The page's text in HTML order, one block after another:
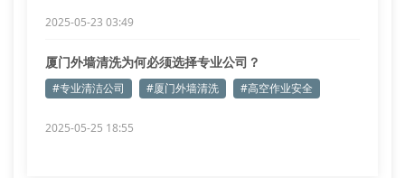
2025-05-23 03:49
厦门外墙清洗为何必须选择专业公司？
#专业清洁公司 #厦门外墙清洗 #高空作业安全
2025-05-25 18:55